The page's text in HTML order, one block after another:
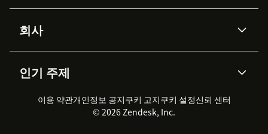
Advanced Data Privacy &
Protection
지식창고
워크포스 관리
실시간 채팅
클라이언트 포털
API & 개발자
AI 리서치
이벤트 & 웨비나
고객 사례
회사
채용 정보
지속 가능성 보고서
Zendesk Foundation
법적 정보
인기 주제
2026 CX 트렌드
제품 업데이트
고객 서비스 소프트웨어
헬프 데스크 통합 티켓 관리 소
이용 약관개인정보 공지쿠키 고지쿠키 설정신뢰 센터
© 2026 Zendesk, Inc.